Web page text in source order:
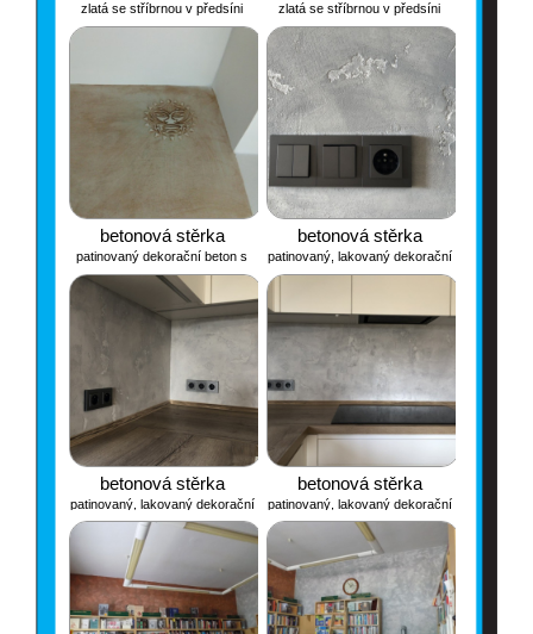
zlatá se stříbrnou v předsíni zlatá se stříbrnou v předsíni
betonová stěrka
patinovaný dekorační beton s
plastickým motivem aztéckého
slunce
betonová stěrka
patinovaný, lakovaný dekorační
beton u kuchyňské linky
betonová stěrka
patinovaný, lakovaný dekorační
beton u kuchyňské linky
betonová stěrka
patinovaný, lakovaný dekorační
beton u kuchyňské linky